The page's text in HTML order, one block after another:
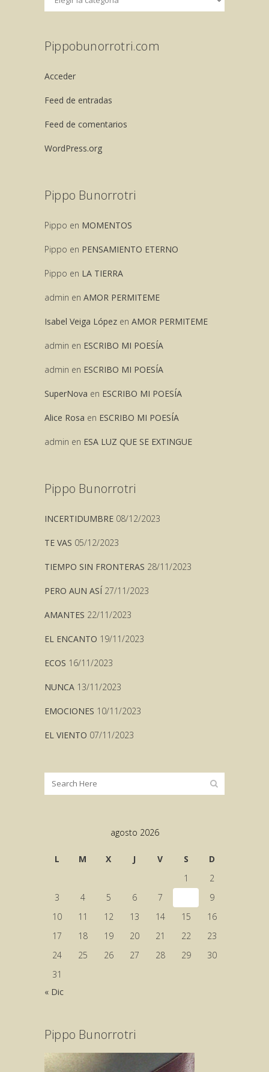
Pippobunorrotri.com
Acceder
Feed de entradas
Feed de comentarios
WordPress.org
Pippo Bunorrotri
Pippo en MOMENTOS
Pippo en PENSAMIENTO ETERNO
Pippo en LA TIERRA
admin en AMOR PERMITEME
Isabel Veiga López en AMOR PERMITEME
admin en ESCRIBO MI POESÍA
admin en ESCRIBO MI POESÍA
SuperNova en ESCRIBO MI POESÍA
Alice Rosa en ESCRIBO MI POESÍA
admin en ESA LUZ QUE SE EXTINGUE
Pippo Bunorrotri
INCERTIDUMBRE 08/12/2023
TE VAS 05/12/2023
TIEMPO SIN FRONTERAS 28/11/2023
PERO AUN ASÍ 27/11/2023
AMANTES 22/11/2023
EL ENCANTO 19/11/2023
ECOS 16/11/2023
NUNCA 13/11/2023
EMOCIONES 10/11/2023
EL VIENTO 07/11/2023
agosto 2026
L M X J V S
D
1
2
3
4 5 6 7
9
10
11 12 13 14 15
16
17
18 19 20 21 22
23
24
25 26 27 28 29
30
31
« Dic
Pippo Bunorrotri